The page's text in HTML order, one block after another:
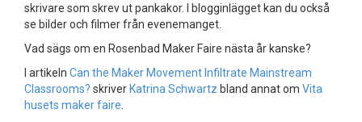
skrivare som skrev ut pankakor. I blogginlägget kan du också
se bilder och filmer från evenemanget.
Vad sägs om en Rosenbad Maker Faire nästa år kanske?
I artikeln Can the Maker Movement Infiltrate Mainstream
Classrooms? skriver Katrina Schwartz bland annat om Vita
husets maker faire